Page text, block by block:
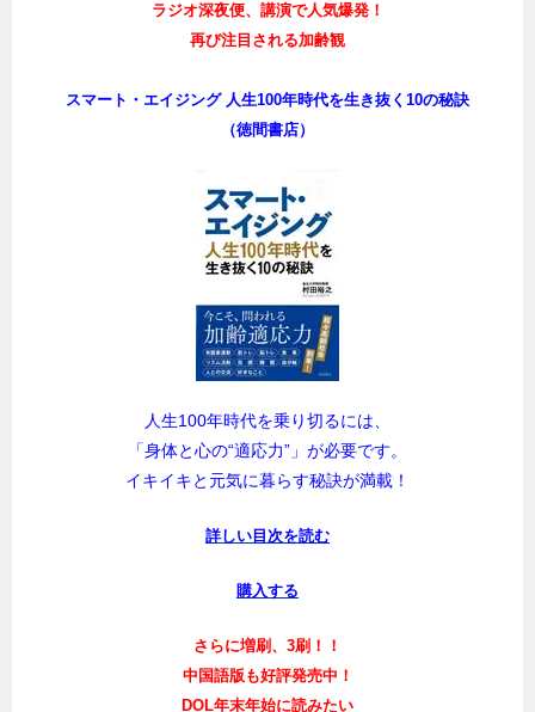
ラジオ深夜便、講演で人気爆発！
再び注目される加齢観
スマート・エイジング 人生100年時代を生き抜く10の秘訣
（徳間書店）
人生100年時代を乗り切るには、
「身体と心の“適応力”」が必要です。
イキイキと元気に暮らす秘訣が満載！
詳しい目次を読む
購入する
さらに増刷、3刷！！
中国語版も好評発売中！
DOL年末年始に読みたい